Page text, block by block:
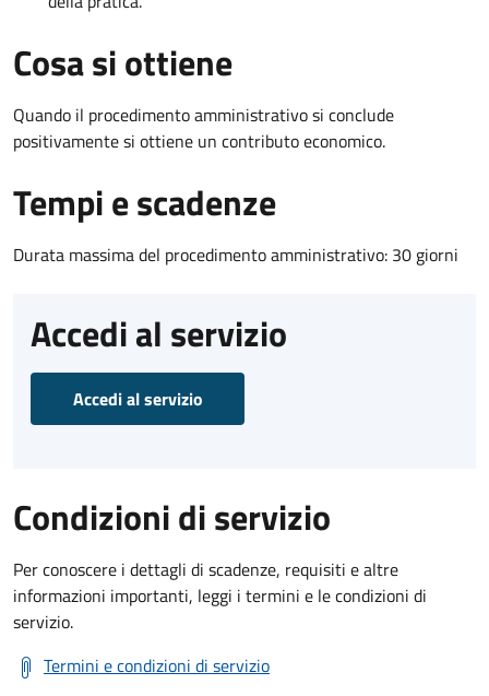
Cosa si ottiene
Quando il procedimento amministrativo si conclude
positivamente si ottiene un contributo economico.
Tempi e scadenze
Durata massima del procedimento amministrativo: 30 giorni
Accedi al servizio
Accedi al servizio
Condizioni di servizio
Per conoscere i dettagli di scadenze, requisiti e altre
informazioni importanti, leggi i termini e le condizioni di
servizio.
Termini e condizioni di servizio